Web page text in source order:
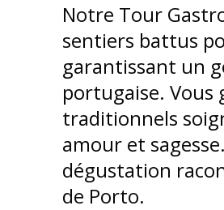
Notre Tour
sentiers battus
garantissant un
portugaise. Vous
traditionnels
amour et
dégustation
de Porto.